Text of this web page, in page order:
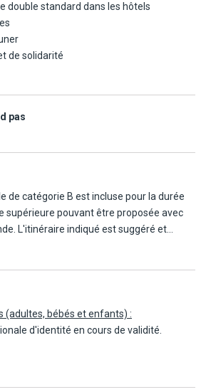
double standard dans les hôtels
de solidarité
pas
de catégorie B est incluse pour la durée
supérieure pouvant être proposée avec
L'itinéraire indiqué est suggéré et
susceptibles d'être ajustées en
mises à disposition à partir de
doivent être libérées avant 10h le jour du
en formule petit-déjeuner et les
(adultes, bébés et enfants) :
d'identité en cours de validité.
VENISE